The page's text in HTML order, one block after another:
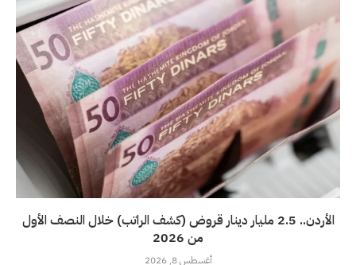
الأردن.. 2.5 مليار دينار قروض (كشف الراتب) خلال النصف الأول
من 2026
أغسطس 8, 2026